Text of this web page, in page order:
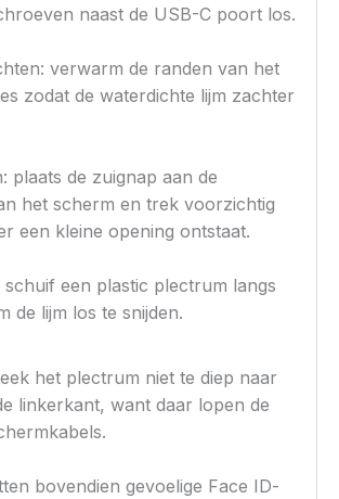
naast de USB-C poort los.
verwarm de randen van het
zodat de waterdichte lijm zachter
plaats de zuignap aan de
het scherm en trek voorzichtig
een kleine opening ontstaat.
schuif een plastic plectrum langs
de lijm los te snijden.
het plectrum niet te diep naar
linkerkant, want daar lopen de
bovendien gevoelige Face ID-